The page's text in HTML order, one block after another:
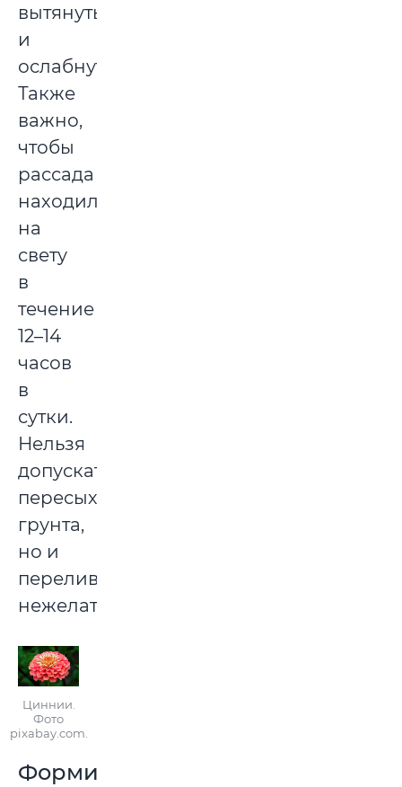
вытянуться
и
ослабнуть.
Также
важно,
чтобы
рассада
находилась
на
свету
в
течение
12–14
часов
в
сутки.
Нельзя
допускать
пересыхания
грунта,
но и
перелив
нежелателен.
Циннии.
Фото
pixabay.com.
Формировка